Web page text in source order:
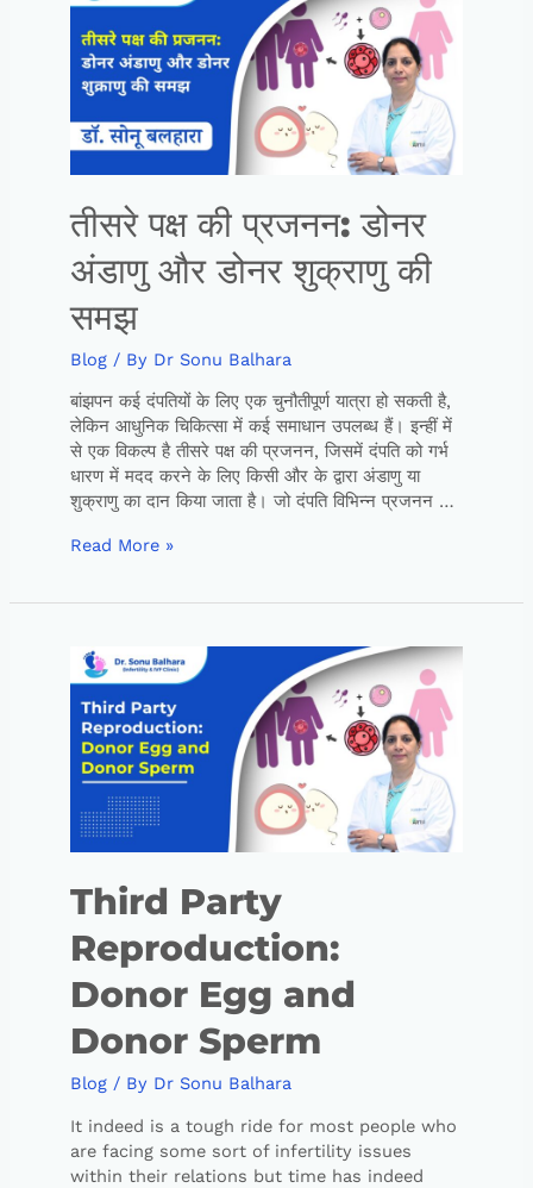
तीसरे पक्ष की प्रजनन: डोनर
अंडाणु और डोनर शुक्राणु की
समझ
Blog/ By Dr Sonu Balhara
बांझपन कई दंपतियों के लिए एक चुनौतीपूर्ण यात्रा हो सकती है,
लेकिन आधुनिक चिकित्सा में कई समाधान उपलब्ध हैं। इन्हीं में
से एक विकल्प है तीसरे पक्ष की प्रजनन, जिसमें दंपति को गर्भ
धारण में मदद करने के लिए किसी और के द्वारा अंडाणु या
शुक्राणु का दान किया जाता है। जो दंपति विभिन्न प्रजनन …
Read More »
Third Party
Reproduction:
Donor Egg and
Donor Sperm
Blog/ By Dr Sonu Balhara
It indeed is a tough ride for most people who
are facing some sort of infertility issues
within their relations but time has indeed